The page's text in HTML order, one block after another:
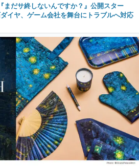
まだサ終しないんですか？』公開スター
イヤ、ゲーム会社を舞台にトラブルへ対応